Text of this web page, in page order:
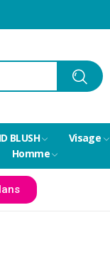
BLUSH Visage
Homme